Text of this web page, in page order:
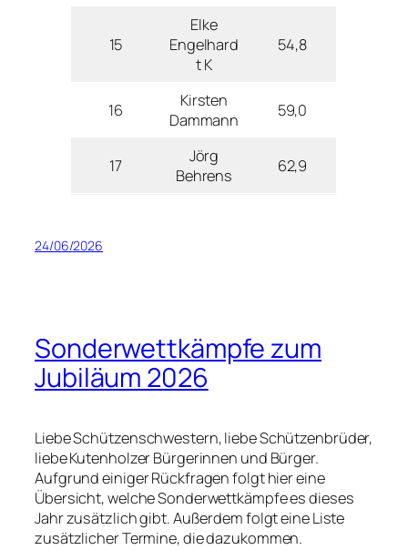
15
Elke
Engelhard
t K
54,8
16
Kirsten
Dammann
59,0
17
Jörg
Behrens
62,9
24/06/2026
Sonderwettkämpfe zum
Jubiläum 2026
Liebe Schützenschwestern, liebe Schützenbrüder,
liebe Kutenholzer Bürgerinnen und Bürger.
Aufgrund einiger Rückfragen folgt hier eine
Übersicht, welche Sonderwettkämpfe es dieses
Jahr zusätzlich gibt. Außerdem folgt eine Liste
zusätzlicher Termine, die dazukommen.